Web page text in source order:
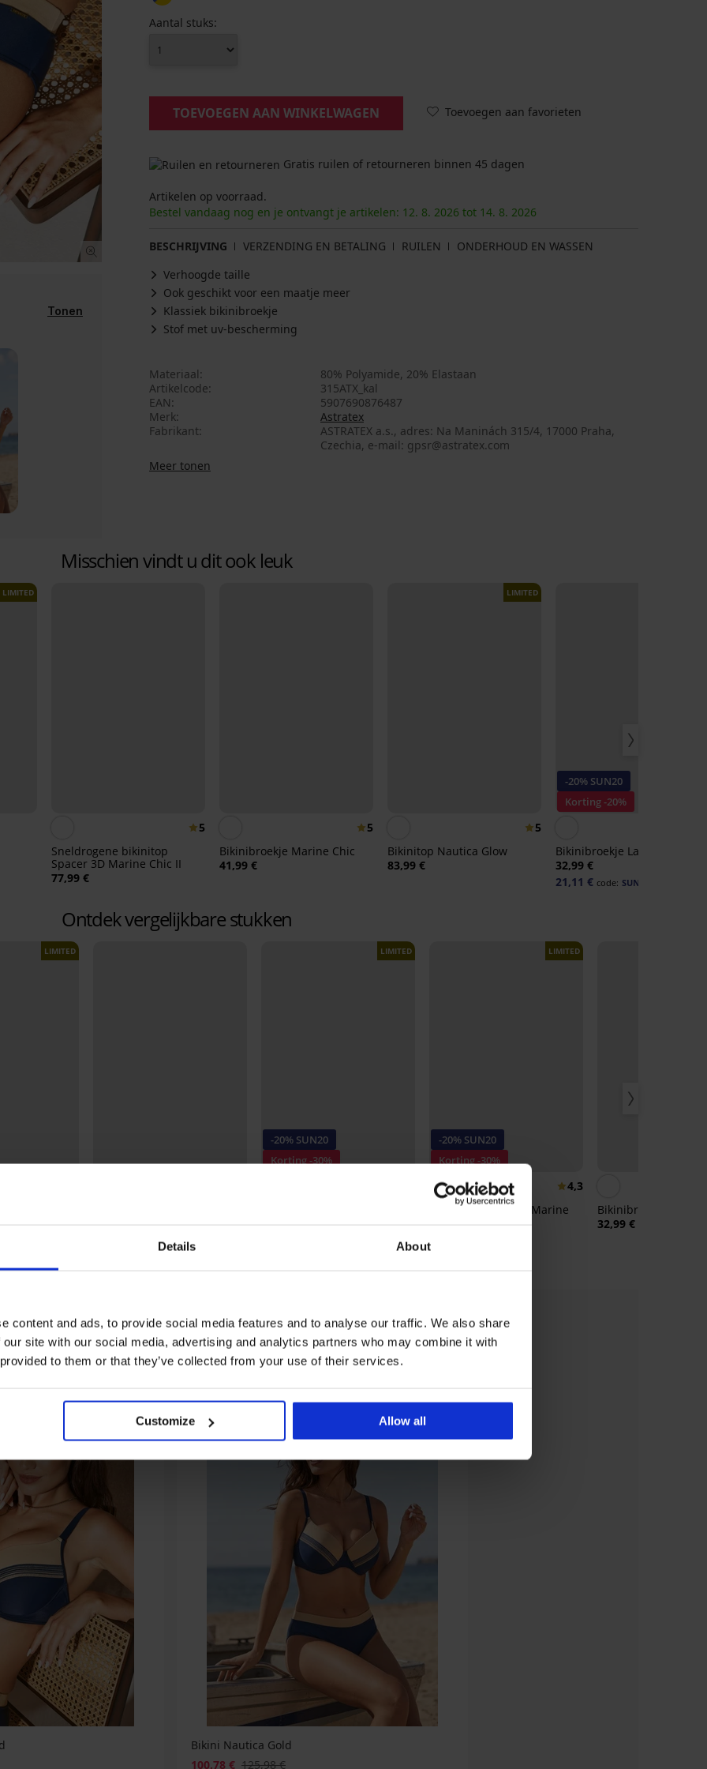
Details About
content and ads, to provide social media features and to analyse our traffic. We also share
site with our social media, advertising and analytics partners who may combine it with
to them or that they’ve collected from your use of their services.
Customize Allow all
Tonen
Aantal stuks:
TOEVOEGEN AAN WINKELWAGEN Toevoegen aan favorieten
Gratis ruilen of retourneren binnen 45 dagen
Artikelen op voorraad.
Bestel vandaag nog en je ontvangt je artikelen: 12. 8. 2026 tot 14. 8. 2026
BESCHRIJVING VERZENDING EN BETALING RUILEN
ONDERHOUD EN WASSEN
Verhoogde taille
Ook geschikt voor een maatje meer
Klassiek bikinibroekje
Stof met uv-bescherming
Materiaal
80% Polyamide, 20% Elastaan
Artikelcode
315ATX_kal
EAN
5907690876487
Merk
Astratex
Fabrikant
ASTRATEX a.s., adres: Na Maninách 315/4, 17000 Praha,
Czechia, e-mail: gpsr@astratex.com
Meer tonen
Misschien vindt u dit ook leuk
LIMITED
5
Sneldrogene bikinitop
Spacer 3D Marine Chic II
77,99 €
5
Bikinibroekje Marine Chic
41,99 €
LIMITED
5
Bikinitop Nautica Glow
83,99 €
-20% SUN20
Korting -20%
Bikinibroekje Lara
32,99 €
21,11 € code: SUN20
Ontdek vergelijkbare stukken
LIMITED
36,99 €
-20% SUN20
Korting -30%
LIMITED
52,99 €
-20% SUN20
Korting -30%
LIMITED
4,3
Bikinibroekje Fleur Marine
32,99 €
18,47 €
Bikinibroekje Olivia
32,99 €
Uit dezelfde collectie
Bikini Nautica Gold
100,78 € 125,98 €